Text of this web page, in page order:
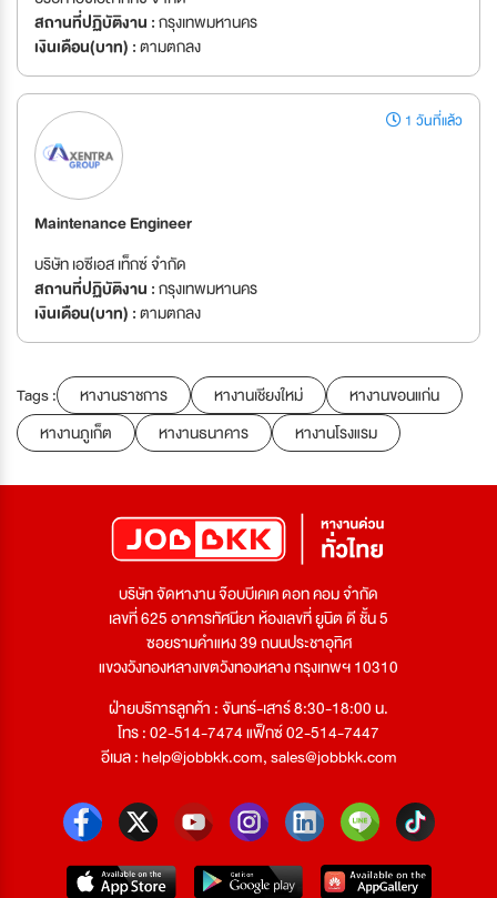
สถานที่ปฏิบัติงาน :กรุงเทพมหานคร
เงินเดือน(บาท) :ตามตกลง
1 วันที่แล้ว
Maintenance Engineer
บริษัท เอซีเอส เท็กซ์ จำกัด
สถานที่ปฏิบัติงาน :กรุงเทพมหานคร
เงินเดือน(บาท) :ตามตกลง
Tags : หางานราชการ หางานเชียงใหม่
หางานขอนแก่น
หางานภูเก็ต
หางานธนาคาร หางานโรงแรม
บริษัท จัดหางาน จ๊อบบีเคเค ดอท คอม จำกัด
เลขที่ 625 อาคารทัศนียา ห้องเลขที่ ยูนิต ดี ชั้น 5
ซอยรามคำแหง 39 ถนนประชาอุทิศ
แขวงวังทองหลางเขตวังทองหลาง กรุงเทพฯ 10310
ฝ่ายบริการลูกค้า : จันทร์-เสาร์ 8:30-18:00 น.
โทร : 02-514-7474 แฟ็กซ์ 02-514-7447
อีเมล :help@jobbkk.com,sales@jobbkk.com